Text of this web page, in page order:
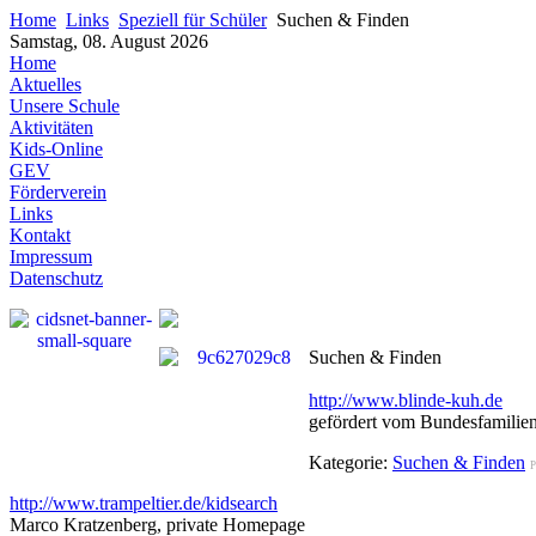
Home Links Speziell für Schüler Suchen & Finden
Samstag, 08. August 2026
Home
Aktuelles
Unsere Schule
Aktivitäten
Kids-Online
GEV
Förderverein
Links
Kontakt
Impressum
Datenschutz
Suchen & Finden
http://www.blinde-kuh.de
gefördert vom
Kategorie: Suchen & Finden
http://www.trampeltier.de/kidsearch
Marco Kratzenberg, private Homepage